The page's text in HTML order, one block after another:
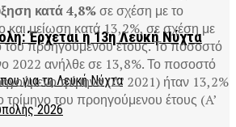
Έρχεται η 13η Λευκή Νύχτα
κατά 4,8%σε σχέση με το
και μείωση κατά 13,2%, σε σχέση με
του προηγούμενου έτους. Το ποσοστό
2022 ανήλθε σε 13,8%. Το ποσοστό
τρίμηνο (Δ’ 2021) ήταν 13,2%
τρίμηνο του προηγούμενου έτους (A’